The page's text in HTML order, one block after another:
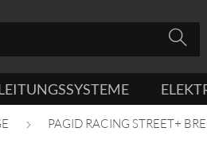
PAGID RACING STREET+